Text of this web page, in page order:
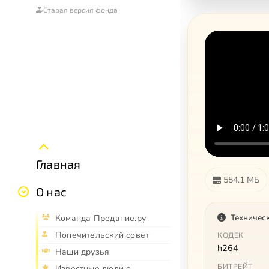
Старая версия фонда
Главная
О нас
Команда Предание.ру
Попечительский совет
Наши друзья
554.1 МБ
КОДЕК
h264
БИТРЕЙТ